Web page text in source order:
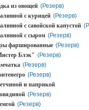
из овощей (Резерв)
с курицей (Резерв)
с савойской капустой
с сыром (Резерв)
фаршированные (Резерв)
Блэк" (Резерв)
(Резерв)
(Резерв)
и паприкой
(Резерв)
(Резерв)